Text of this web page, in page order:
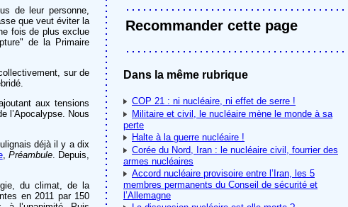
de leur personne,
que veut éviter la
fois de plus exclue
de la Primaire
sur de
aux tensions
l’Apocalypse. Nous
déjà il y a dix
, Préambule. Depuis,
du climat, de la
en 2011 par 150
Recommander cette page
Dans la même rubrique
COP 21 : ni nucléaire, ni effet de serre !
Militaire et civil, le nucléaire mène le monde à sa
perte
Halte à la guerre nucléaire !
Corée du Nord, Iran : le nucléaire civil, fourrier des
armes nucléaires
Accord nucléaire provisoire entre l’Iran, les 5
membres permanents du Conseil de sécurité et
l’Allemagne